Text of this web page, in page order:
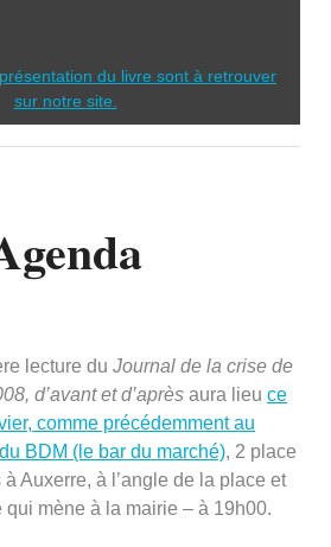
du livre sont à retrouver
sur notre site.
lecture du Journal de la crise de
d’avant et d’après aura lieu ce
comme précédemment au
BDM (le bar du marché), 2 place
Auxerre, à l’angle de la place et
qui mène à la mairie – à 19h00.